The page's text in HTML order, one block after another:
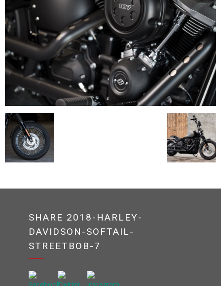
SHARE 2018-HARLEY-
DAVIDSON-SOFTAIL-
STREETBOB-7